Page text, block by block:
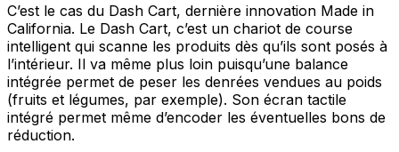
C’est le cas du Dash Cart, dernière innovation Made in
California. Le Dash Cart, c’est un chariot de course
intelligent qui scanne les produits dès qu’ils sont posés à
l’intérieur. Il va même plus loin puisqu’une balance
intégrée permet de peser les denrées vendues au poids
(fruits et légumes, par exemple). Son écran tactile
intégré permet même d’encoder les éventuelles bons de
réduction.